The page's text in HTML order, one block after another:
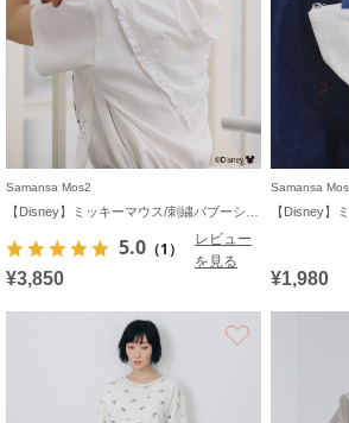
Samansa Mos2
5.0 （1）
レビュー
を見る
¥3,850
Samansa
¥1,980